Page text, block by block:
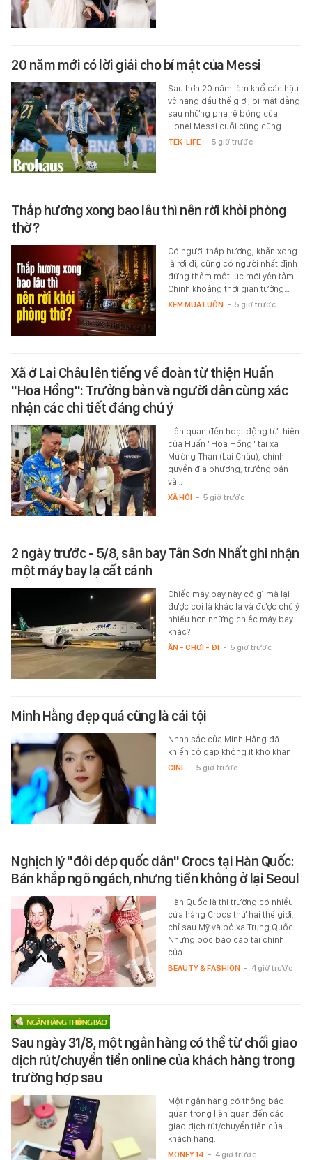
20 năm mới có lời giải cho bí mật của Messi
Sau hơn 20 năm làm khổ các hậu
vệ hàng đầu thế giới, bí mật đằng
sau những pha rê bóng của
Lionel Messi cuối cùng cũng…
TEK-LIFE - 5 giờ trước
Thắp hương xong bao lâu thì nên rời khỏi phòng
thờ?
Có người thắp hương, khấn xong
là rời đi, cũng có người nhất định
đứng thêm một lúc mới yên tâm.
Chính khoảng thời gian tưởng…
XEM MUA LUÔN - 5 giờ trước
Xã ở Lai Châu lên tiếng về đoàn từ thiện Huấn
"Hoa Hồng": Trưởng bản và người dân cùng xác
nhận các chi tiết đáng chú ý
Liên quan đến hoạt động từ thiện
của Huấn "Hoa Hồng" tại xã
Mường Than (Lai Châu), chính
quyền địa phương, trưởng bản
và…
XÃ HỘI - 5 giờ trước
2 ngày trước - 5/8, sân bay Tân Sơn Nhất ghi nhận
một máy bay lạ cất cánh
Chiếc máy bay này có gì mà lại
được coi là khác lạ và được chú ý
nhiều hơn những chiếc máy bay
khác?
ĂN - CHƠI - ĐI - 5 giờ trước
Minh Hằng đẹp quá cũng là cái tội
Nhan sắc của Minh Hằng đã
khiến cô gặp không ít khó khăn.
CINE - 5 giờ trước
Nghịch lý "đôi dép quốc dân" Crocs tại Hàn Quốc:
Bán khắp ngõ ngách, nhưng tiền không ở lại Seoul
Hàn Quốc là thị trường có nhiều
cửa hàng Crocs thứ hai thế giới,
chỉ sau Mỹ và bỏ xa Trung Quốc.
Nhưng bóc báo cáo tài chính
của…
BEAUTY & FASHION - 4 giờ trước
Sau ngày 31/8, một ngân hàng có thể từ chối giao
dịch rút/chuyển tiền online của khách hàng trong
trường hợp sau
Một ngân hàng có thông báo
quan trọng liên quan đến các
giao dịch rút/chuyển tiền của
khách hàng.
MONEY.14 - 4 giờ trước